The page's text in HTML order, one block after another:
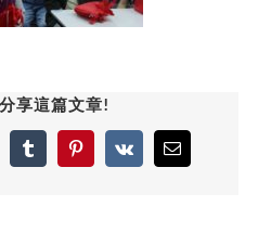
享這篇文章!
TumblrPinterest
Vk Email: